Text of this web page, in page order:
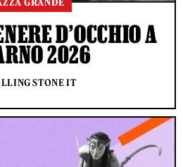
GRANDE
D’OCCHIO A
2026
STONE IT